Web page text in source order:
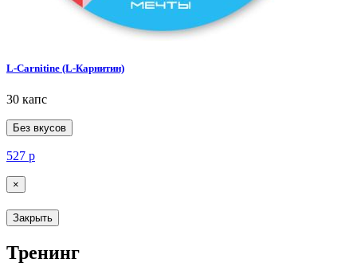
L-Carnitine (L-Карнитин)
30 капс
Без вкусов
527 р
×
Закрыть
Тренинг